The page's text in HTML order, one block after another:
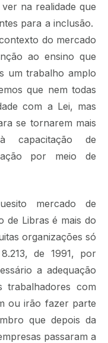
na realidade que
para a inclusão.
do mercado
ao ensino que
um trabalho amplo
que nem todas
com a Lei, mas
se tornarem mais
capacitação de
por meio de
mercado de
de Libras é mais do
organizações só
de 1991, por
a adequação
trabalhadores com
ou irão fazer parte
que depois da
passaram a